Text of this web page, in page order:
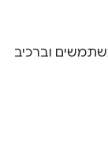
וברכיב